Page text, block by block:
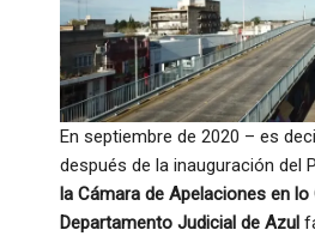
En septiembre de 2020 – es
después de la inauguración del
la Cámara de Apelaciones en
Departamento Judicial de Azul